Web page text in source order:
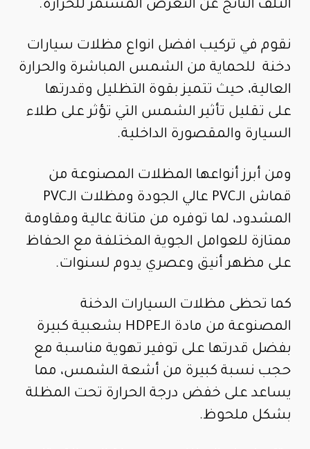
التلف الناتج عن التعرض المستمر للحرارة.
نقوم في تركيب افضل انواع مظلات سيارات
دخنة للحماية من الشمس المباشرة والحرارة
العالية، حيث تتميز بقوة التظليل وقدرتها
على تقليل تأثير الشمس التي تؤثر على طلاء
السيارة والمقصورة الداخلية.
ومن أبرز أنواعها المظلات المصنوعة من
قماش الـPVC عالي الجودة ومظلات الـPVC
المشدود، لما توفره من متانة عالية ومقاومة
ممتازة للعوامل الجوية المختلفة مع الحفاظ
على مظهر أنيق وعصري يدوم لسنوات.
كما تحظى مظلات السيارات الدخنة
المصنوعة من مادة الـHDPE بشعبية كبيرة
بفضل قدرتها على توفير تهوية مناسبة مع
حجب نسبة كبيرة من أشعة الشمس، مما
يساعد على خفض درجة الحرارة تحت المظلة
بشكل ملحوظ.